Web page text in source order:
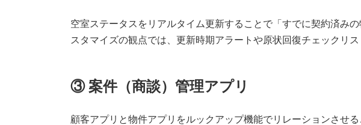
空室ステータスをリアルタイム更新することで「すでに契約済み
スタマイズの観点では、更新時期アラートや原状回復チェックリ
③ 案件（商談）管理アプリ
顧客アプリと物件アプリをルックアップ機能でリレーションさせ